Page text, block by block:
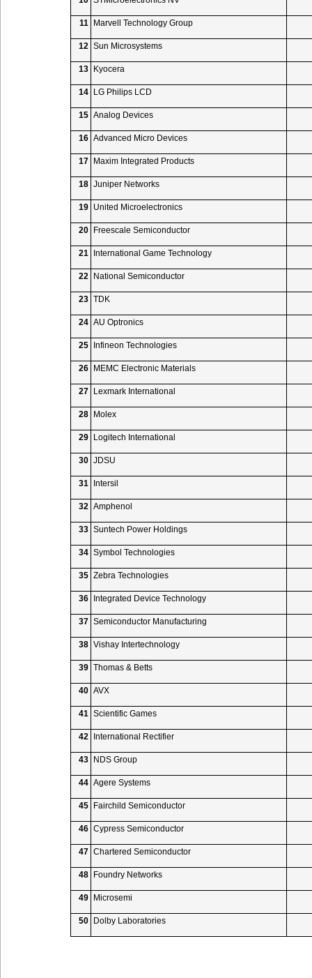
11 Marvell Technology Group
12 Sun Microsystems
13 Kyocera
14 LG Philips LCD
15 Analog Devices
16 Advanced Micro Devices
17 Maxim Integrated Products
18 Juniper Networks
19 United Microelectronics
20 Freescale Semiconductor
21 International Game Technology
22 National Semiconductor
23 TDK
24 AU Optronics
25 Infineon Technologies
26 MEMC Electronic Materials
27 Lexmark International
28 Molex
29 Logitech International
30 JDSU
31 Intersil
32 Amphenol
33 Suntech Power Holdings
34 Symbol Technologies
35 Zebra Technologies
36 Integrated Device Technology
37 Semiconductor Manufacturing
38 Vishay Intertechnology
39 Thomas & Betts
40 AVX
41 Scientific Games
42 International Rectifier
43 NDS Group
44 Agere Systems
45 Fairchild Semiconductor
46 Cypress Semiconductor
47 Chartered Semiconductor
48 Foundry Networks
49 Microsemi
50 Dolby Laboratories